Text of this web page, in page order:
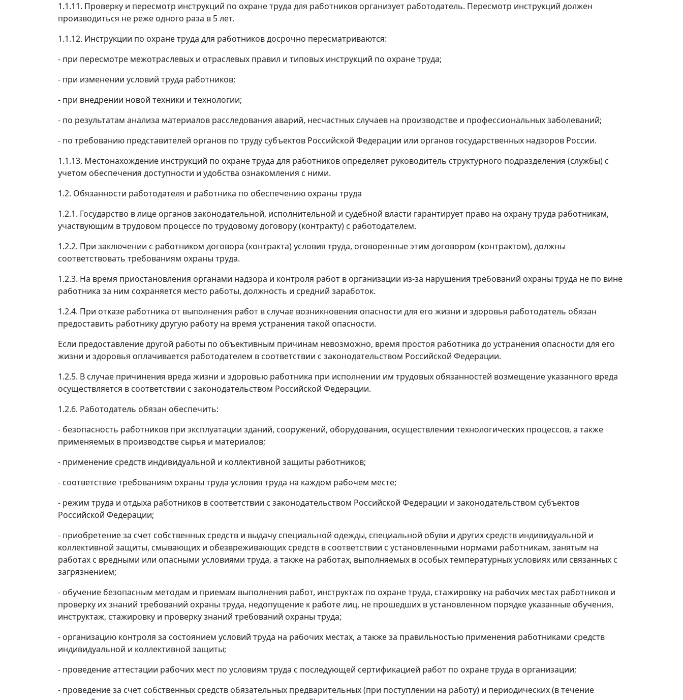
1.1.11. Проверку и пересмотр инструкций по охране труда для работников организует работодатель. Пересмотр инструкций должен
производиться не реже одного раза в 5 лет.
1.1.12. Инструкции по охране труда для работников досрочно пересматриваются:
- при пересмотре межотраслевых и отраслевых правил и типовых инструкций по охране труда;
- при изменении условий труда работников;
- при внедрении новой техники и технологии;
- по результатам анализа материалов расследования аварий, несчастных случаев на производстве и профессиональных заболеваний;
- по требованию представителей органов по труду субъектов Российской Федерации или органов государственных надзоров России.
1.1.13. Местонахождение инструкций по охране труда для работников определяет руководитель структурного подразделения (службы) с
учетом обеспечения доступности и удобства ознакомления с ними.
1.2. Обязанности работодателя и работника по обеспечению охраны труда
1.2.1. Государство в лице органов законодательной, исполнительной и судебной власти гарантирует право на охрану труда работникам,
участвующим в трудовом процессе по трудовому договору (контракту) с работодателем.
1.2.2. При заключении с работником договора (контракта) условия труда, оговоренные этим договором (контрактом), должны
соответствовать требованиям охраны труда.
1.2.3. На время приостановления органами надзора и контроля работ в организации из-за нарушения требований охраны труда не по вине
работника за ним сохраняется место работы, должность и средний заработок.
1.2.4. При отказе работника от выполнения работ в случае возникновения опасности для его жизни и здоровья работодатель обязан
предоставить работнику другую работу на время устранения такой опасности.
Если предоставление другой работы по объективным причинам невозможно, время простоя работника до устранения опасности для его
жизни и здоровья оплачивается работодателем в соответствии с законодательством Российской Федерации.
1.2.5. В случае причинения вреда жизни и здоровью работника при исполнении им трудовых обязанностей возмещение указанного вреда
осуществляется в соответствии с законодательством Российской Федерации.
1.2.6. Работодатель обязан обеспечить:
- безопасность работников при эксплуатации зданий, сооружений, оборудования, осуществлении технологических процессов, а также
применяемых в производстве сырья и материалов;
- применение средств индивидуальной и коллективной защиты работников;
- соответствие требованиям охраны труда условия труда на каждом рабочем месте;
- режим труда и отдыха работников в соответствии с законодательством Российской Федерации и законодательством субъектов
Российской Федерации;
- приобретение за счет собственных средств и выдачу специальной одежды, специальной обуви и других средств индивидуальной и
коллективной защиты, смывающих и обезвреживающих средств в соответствии с установленными нормами работникам, занятым на
работах с вредными или опасными условиями труда, а также на работах, выполняемых в особых температурных условиях или связанных с
загрязнением;
- обучение безопасным методам и приемам выполнения работ, инструктаж по охране труда, стажировку на рабочих местах работников и
проверку их знаний требований охраны труда, недопущение к работе лиц, не прошедших в установленном порядке указанные обучения,
инструктаж, стажировку и проверку знаний требований охраны труда;
- организацию контроля за состоянием условий труда на рабочих местах, а также за правильностью применения работниками средств
индивидуальной и коллективной защиты;
- проведение аттестации рабочих мест по условиям труда с последующей сертификацией работ по охране труда в организации;
- проведение за счет собственных средств обязательных предварительных (при поступлении на работу) и периодических (в течение